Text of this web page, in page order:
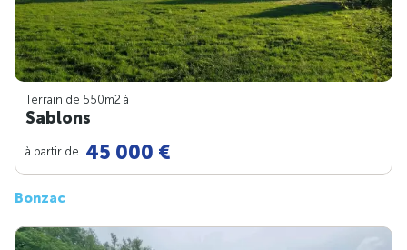
Terrain de 550m2 à
Sablons
à partir de 45 000 €
Bonzac